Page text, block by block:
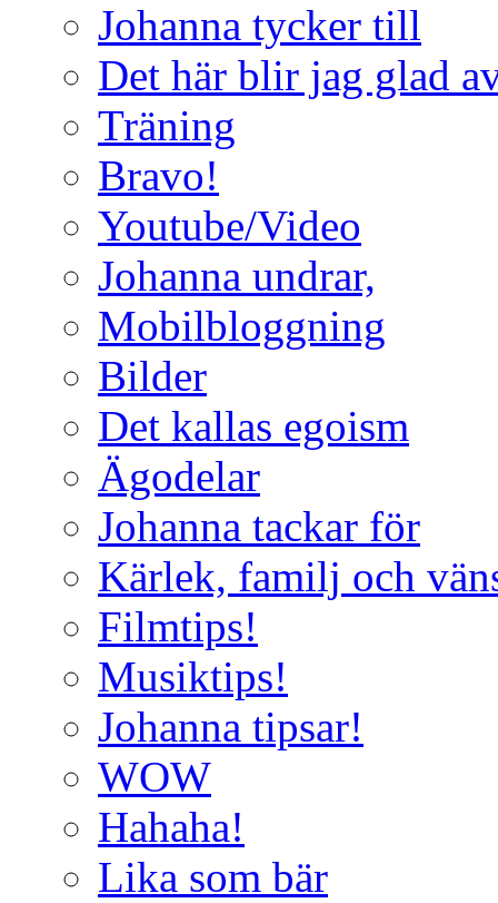
Johanna tycker till
Det här blir jag glad
Träning
Bravo!
Youtube/Video
Johanna undrar,
Mobilbloggning
Bilder
Det kallas egoism
Ägodelar
Johanna tackar för
Kärlek, familj och
Filmtips!
Musiktips!
Johanna tipsar!
WOW
Hahaha!
Lika som bär